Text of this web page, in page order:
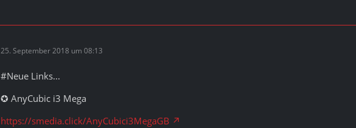
25. September 2018 um 08:13
#Neue Links...
✪ AnyCubic i3 Mega
https://smedia.click/AnyCubici3MegaGB